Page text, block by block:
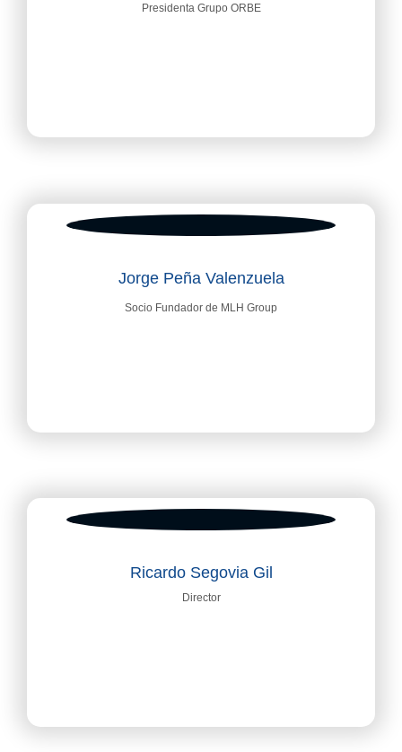
Presidenta Grupo ORBE
Jorge Peña Valenzuela
Socio Fundador de MLH Group
Ricardo Segovia Gil
Director